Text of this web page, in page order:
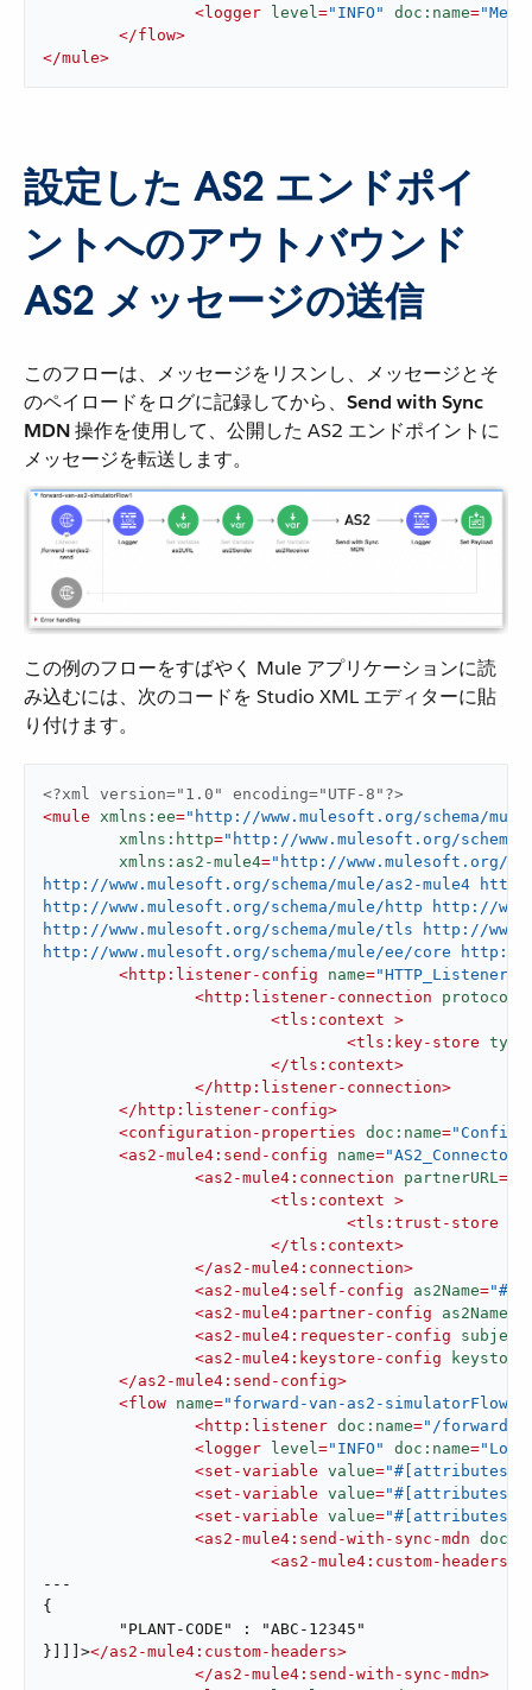
<logger level="INFO" doc:name=
</flow>
</mule>
設定した AS2 エンドポイ
ントへのアウトバウンド
AS2 メッセージの送信
このフローは、メッセージをリスンし、メッセージとそ
のペイロードをログに記録してから、​ Send with Sync
MDN​ 操作を使用して、公開した AS2 エンドポイントに
メッセージを転送します。
この例のフローをすばやく Mule アプリケーションに読
み込むには、次のコードを Studio XML エディターに貼
り付けます。
<?xml version="1.0" encoding="UTF-8"?>
<mule xmlns:ee="http://www.mulesoft.org/schema/
xmlns:http="http://www.mulesoft.org/
xmlns:as2-mule4="http://www.mulesoft.org/
http://www.mulesoft.org/schema/mule/as2-mule4
http://www.mulesoft.org/schema/mule/http http://
http://www.mulesoft.org/schema/mule/tls http://
http://www.mulesoft.org/schema/mule/ee/core http://
<http:listener-config name=
<http:listener-connection protocol
<tls:context >
<tls:key-store type
</tls:context>
</ http:listener-connection>
</ http:listener-config>
<configuration-properties doc:name=
<as2-mule4:send-config name=
<as2-mule4:connection partnerURL =
<tls:context >
<tls:trust-store
</tls:context>
</as2-mule4:connection>
<as2-mule4:self-config as2Name=
<as2-mule4:partner-config as2Name
<as2-mule4:requester-config subject
<as2-mule4:keystore-config
</as2-mule4:send-config>
<flow name="forward-van-as2-simulatorFlow1"
<http:listener doc:name="/forward-
<logger level ="INFO" doc:name=
<set-variable value=
<set-variable value=
<set-variable value=
<as2-mule4:send-with-sync-mdn
<as2-mule4:custom-headers
---
{
}]]]></as2-mule4:custom-headers>
</as2-mule4:send-with-sync-mdn>